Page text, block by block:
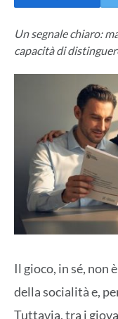
Un segnale chiaro:
capacità di
Il gioco, in sé, non
della socialità e,
Tuttavia, tra i